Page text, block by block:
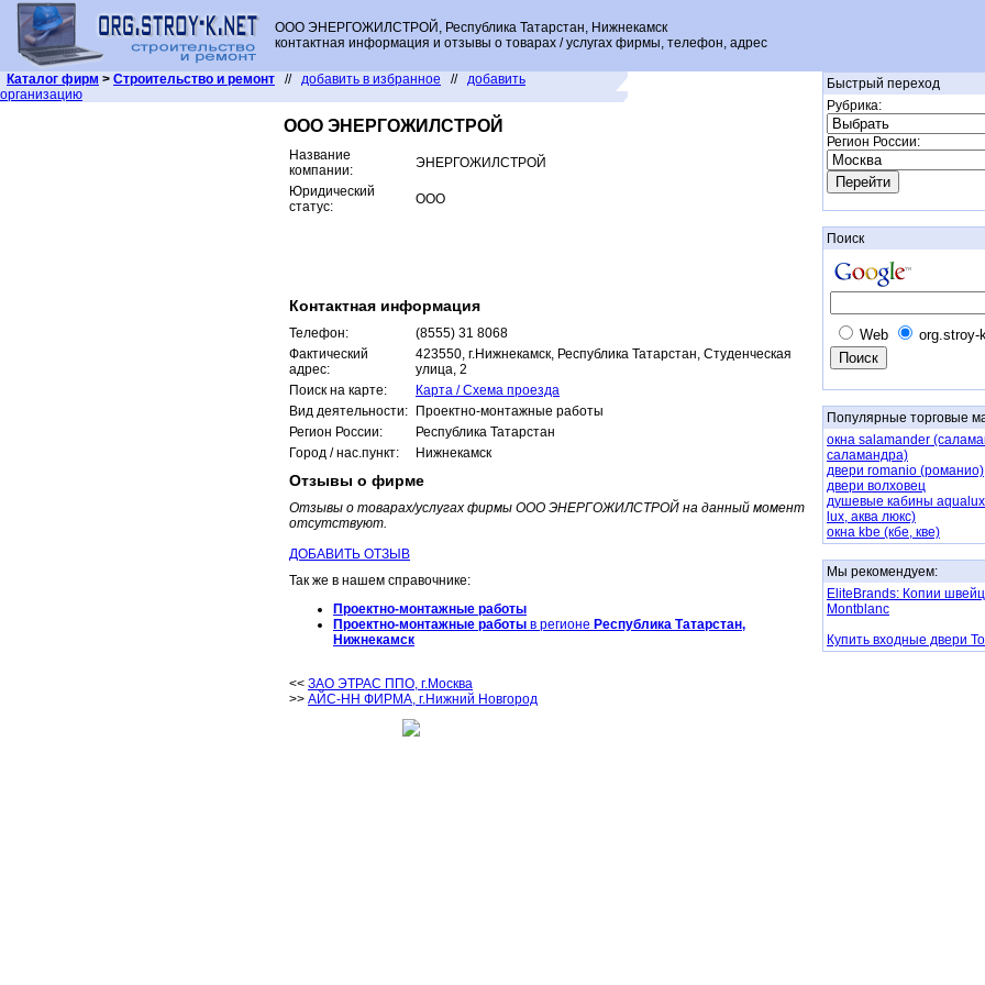
ООО ЭНЕРГОЖИЛСТРОЙ, Республика Татарстан, Нижнекамск
контактная информация и отзывы о товарах / услугах фирмы, телефон, адрес
Каталог фирм > Строительство и ремонт // добавить в избранное // добавить
организацию
ООО ЭНЕРГОЖИЛСТРОЙ
Название
компании:
ЭНЕРГОЖИЛСТРОЙ
Юридический
статус:
ООО
Контактная информация
Телефон:
(8555) 31 8068
Фактический
адрес:
423550, г.Нижнекамск, Республика Татарстан, Студенческая
улица, 2
Поиск на карте:
Карта / Схема проезда
Вид деятельности:
Проектно-монтажные работы
Регион России:
Республика Татарстан
Город / нас.пункт:
Нижнекамск
Отзывы о фирме
Отзывы о товарах/услугах фирмы ООО ЭНЕРГОЖИЛСТРОЙ на данный момент
отсутствуют.
ДОБАВИТЬ ОТЗЫВ
Так же в нашем справочнике:
Проектно-монтажные работы
Проектно-монтажные работы в регионе Республика Татарстан,
Нижнекамск
<< ЗАО ЭТРАС ППО, г.Москва
>> АЙС-НН ФИРМА, г.Нижний Новгород
Быстрый переход
Рубрика:
Регион России:
Поиск
Web org.stroy-
Популярные торговые
окна salamander
саламандра)
двери romanio (романио)
двери волховец
душевые кабины
lux, аква люкс)
окна kbe (кбе, кве)
Мы рекомендуем:
EliteBrands: Копии
Montblanc
Купить входные двери